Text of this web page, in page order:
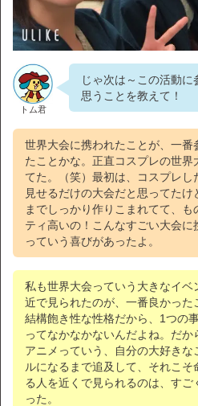
トム君
じゃ次は～この活動
思うことを教えて！
世界大会に携われたことが、一番
たことかな。正直コスプレの世界
てた。（笑）最初は、コスプレし
見せるだけの大会だと思ってたけ
までしっかり作りこまれてて、も
ティ高いの！こんなすごい大会に
っていう喜びがあったよ。
私も世界大会っていう大きなイベ
近で見られたのが、一番良かった
結構飽き性な性格だから、1つの
ってなかなかないんだよね。だか
アニメっていう、自分の大好きな
ルになるまで追及して、それこそ
る人を近くで見られるのは、すご
った。